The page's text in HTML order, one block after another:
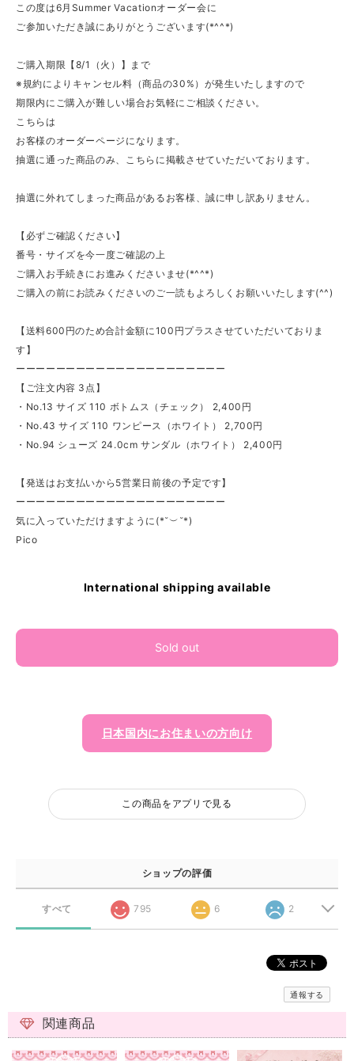
この度は6月Summer Vacationオーダー会に
ご参加いただき誠にありがとうございます(*^^*)
ご購入期限【8/1（火）】まで
※規約によりキャンセル料（商品の30%）が発生いたしますので
期限内にご購入が難しい場合お気軽にご相談ください。
こちらは
お客様のオーダーページになります。
抽選に通った商品のみ、こちらに掲載させていただいております。
抽選に外れてしまった商品があるお客様、誠に申し訳ありません。
【必ずご確認ください】
番号・サイズを今一度ご確認の上
ご購入お手続きにお進みくださいませ(*^^*)
ご購入の前にお読みくださいのご一読もよろしくお願いいたします(^^)
【送料600円のため合計金額に100円プラスさせていただいておりま
す】
ーーーーーーーーーーーーーーーーーーーーー
【ご注文内容 3点】
・No.13 サイズ 110 ボトムス（チェック） 2,400円
・No.43 サイズ 110 ワンピース（ホワイト） 2,700円
・No.94 シューズ 24.0cm サンダル（ホワイト） 2,400円
【発送はお支払いから5営業日前後の予定です】
ーーーーーーーーーーーーーーーーーーーーー
気に入っていただけますように(*˘︶˘*)
Pico
International shipping available
Sold out
日本国内にお住まいの方向け
この商品をアプリで見る
ショップの評価
すべて 795 6 2
通報する
関連商品